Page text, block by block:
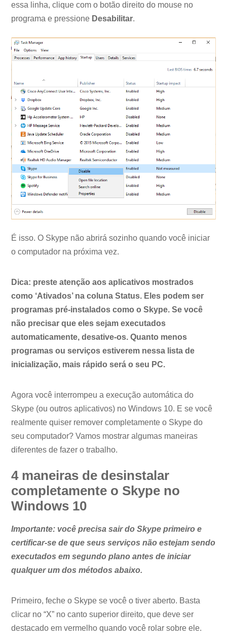
essa linha, clique com o botão direito do mouse no
programa e pressione Desabilitar.
É isso. O Skype não abrirá sozinho quando você iniciar
o computador na próxima vez.
Dica: preste atenção aos aplicativos mostrados
como ‘Ativados’ na coluna Status. Eles podem ser
programas pré-instalados como o Skype. Se você
não precisar que eles sejam executados
automaticamente, desative-os. Quanto menos
programas ou serviços estiverem nessa lista de
inicialização, mais rápido será o seu PC.
Agora você interrompeu a execução automática do
Skype (ou outros aplicativos) no Windows 10. E se você
realmente quiser remover completamente o Skype do
seu computador? Vamos mostrar algumas maneiras
diferentes de fazer o trabalho.
4 maneiras de desinstalar
completamente o Skype no
Windows 10
Importante: você precisa sair do Skype primeiro e
certificar-se de que seus serviços não estejam sendo
executados em segundo plano antes de iniciar
qualquer um dos métodos abaixo.
Primeiro, feche o Skype se você o tiver aberto. Basta
clicar no “X” no canto superior direito, que deve ser
destacado em vermelho quando você rolar sobre ele.